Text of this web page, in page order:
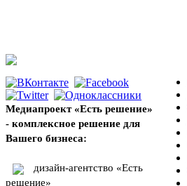
Медиапроект «Есть решение»
- комплексное решение для
Вашего бизнеса:
дизайн-агентство «Есть
решение»